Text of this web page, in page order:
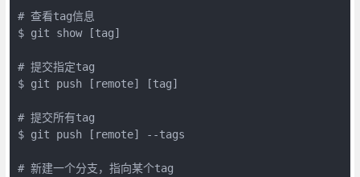
# 查看tag信息
$ git show [tag]
# 提交指定tag
$ git push [remote] [tag]
# 提交所有tag
$ git push [remote] --tags
# 新建一个分支，指向某个tag